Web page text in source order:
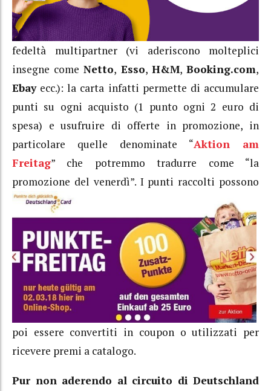
fedeltà multipartner (vi aderiscono molteplici
insegne comeNetto, Esso, H&M,Booking.com,
Ebayecc.): la carta infatti permette di accumulare
punti su ogni acquisto (1 punto ogni 2 euro di
spesa) e usufruire di offerte in promozione, in
particolare quelle denominate “Aktion am
Freitag” che potremmo tradurre come “la
promozione del venerdì”. I punti raccolti possono
poi essere convertiti in coupon o utilizzati per
ricevere premi a catalogo.
Pur non aderendo al circuito di Deutschland